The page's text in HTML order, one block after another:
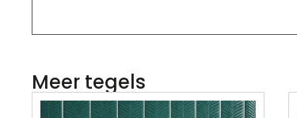
Meer tegels